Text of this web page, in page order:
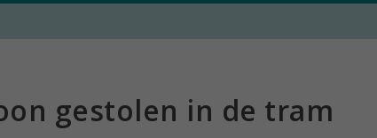
gestolen in de tram